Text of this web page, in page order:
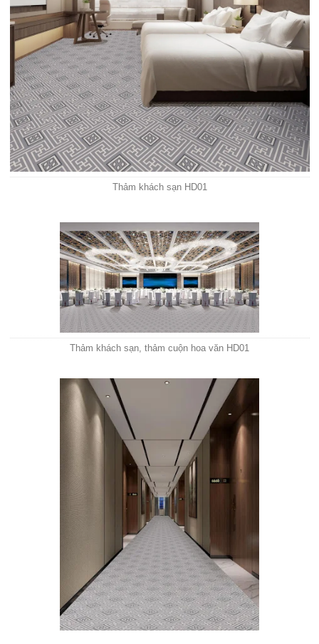
Thảm khách sạn HD01
Thảm khách sạn, thảm cuộn hoa văn HD01